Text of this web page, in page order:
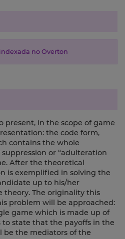
no Overton
present, in the scope of game
the code form,
contains the whole
or “adulteration
After the theoretical
is exemplified in solving the
up to his/her
theory. The originality this
problem will be approached:
game which is made up of
to state that the payoffs in the
the mediators of the